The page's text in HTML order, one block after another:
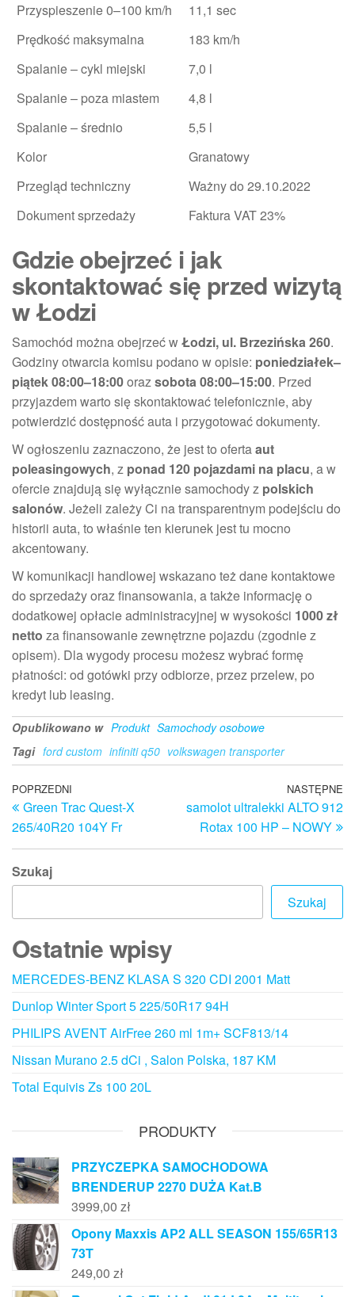
Przyspieszenie 0–100 km/h
11,1 sec
Prędkość maksymalna
183 km/h
Spalanie – cykl miejski
7,0 l
Spalanie – poza miastem
4,8 l
Spalanie – średnio
5,5 l
Kolor
Granatowy
Przegląd techniczny
Ważny do 29.10.2022
Dokument sprzedaży
Faktura VAT 23%
Gdzie obejrzeć i jak
skontaktować się przed wizytą
w Łodzi
Samochód można obejrzeć wŁodzi, ul. Brzezińska 260.
Godziny otwarcia komisu podano w opisie: poniedziałek–
piątek 08:00–18:00orazsobota 08:00–15:00. Przed
przyjazdem warto się skontaktować telefonicznie, aby
potwierdzić dostępność auta i przygotować dokumenty.
W ogłoszeniu zaznaczono, że jest to ofertaaut
poleasingowych, z ponad 120 pojazdami na placu, a w
ofercie znajdują się wyłącznie samochody z polskich
salonów. Jeżeli zależy Ci na transparentnym podejściu do
historii auta, to właśnie ten kierunek jest tu mocno
akcentowany.
W komunikacji handlowej wskazano też dane kontaktowe
do sprzedaży oraz finansowania, a także informację o
dodatkowej opłacie administracyjnej w wysokości 1000 zł
netto za finansowanie zewnętrzne pojazdu (zgodnie z
opisem). Dla wygody procesu możesz wybrać formę
płatności: od gotówki przy odbiorze, przez przelew, po
kredyt lub leasing.
Opublikowano w Produkt Samochody osobowe
Tagi ford custom infiniti q50 volkswagen transporter
Nawigacja
wpisu
Poprzedni
wpis
POPRZEDNI
Green Trac Quest-X
265/40R20 104Y Fr
NASTĘPNE
samolot ultralekki ALTO 912
Rotax 100 HP – NOWY
Szukaj
Szukaj
Ostatnie wpisy
MERCEDES-BENZ KLASA S 320 CDI 2001 Matt
Dunlop Winter Sport 5 225/50R17 94H
PHILIPS AVENT AirFree 260 ml 1m+ SCF813/14
Nissan Murano 2.5 dCi , Salon Polska, 187 KM
Total Equivis Zs 100 20L
PRODUKTY
PRZYCZEPKA SAMOCHODOWA
BRENDERUP 2270 DUŻA Kat.B
3999,00 zł
Opony Maxxis AP2 ALL SEASON 155/65R13
73T
249,00 zł